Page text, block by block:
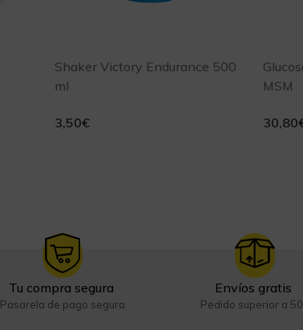
Shaker Victory Endurance 500
ml
3,50€
MSM
30,80
Tu compra segura
Pasarela de pago segura
Envíos gratis
Pedido superior a